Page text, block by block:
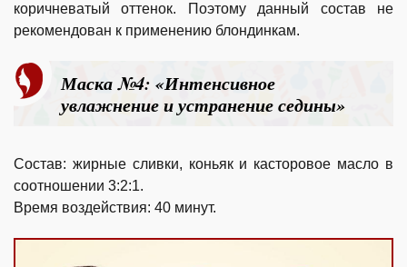
коричневатый оттенок. Поэтому данный состав не
рекомендован к применению блондинкам.
Маска №4: «Интенсивное
увлажнение и устранение седины»
Состав: жирные сливки, коньяк и касторовое масло в
соотношении 3:2:1.
Время воздействия: 40 минут.